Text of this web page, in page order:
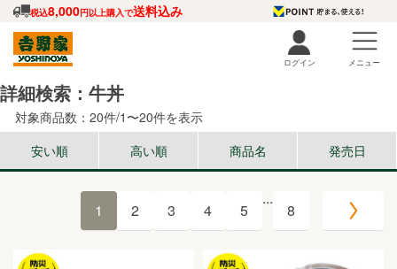
税込8,000円以上購入で送料込み
ログイン メニュー
詳細検索：牛丼
対象商品数：20件/1〜20件を表示
安い順
高い順 商品名 発売日
1 2 3 4 5
...
8